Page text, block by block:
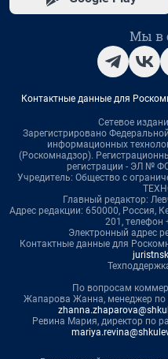
Мы в
Контактные данные для
Сетевое
Зарегистрировано
информационных
(Роскомнадзор).
регистрации - ЭЛ №
Учредитель: Общество с
Главный редактор:
Адрес редакции: 650000, Россия,
201, телефон
Электронный адрес
Контактные данные для
По вопросам
Жапарова Жанна, менеджер по
Ревина Мария, директор по